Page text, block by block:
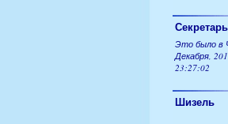
Это было в
Декабря,
23:27:02
Шизель